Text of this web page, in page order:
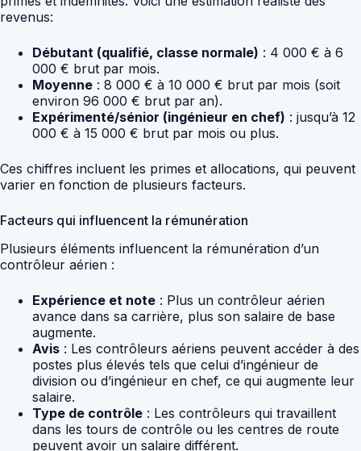
revenus:
Débutant (qualifié, classe normale) : 4 000 € à 6
000 € brut par mois.
Moyenne : 8 000 € à 10 000 € brut par mois (soit
environ 96 000 € brut par an).
Expérimenté/sénior (ingénieur en chef) : jusqu’à 12
000 € à 15 000 € brut par mois ou plus.
Ces chiffres incluent les primes et allocations, qui peuvent
varier en fonction de plusieurs facteurs.
Facteurs qui influencent la rémunération
Plusieurs éléments influencent la rémunération d’un
contrôleur aérien :
Expérience et note : Plus un contrôleur aérien
avance dans sa carrière, plus son salaire de base
augmente.
Avis : Les contrôleurs aériens peuvent accéder à des
postes plus élevés tels que celui d’ingénieur de
division ou d’ingénieur en chef, ce qui augmente leur
salaire.
Type de contrôle : Les contrôleurs qui travaillent
dans les tours de contrôle ou les centres de route
peuvent avoir un salaire différent.